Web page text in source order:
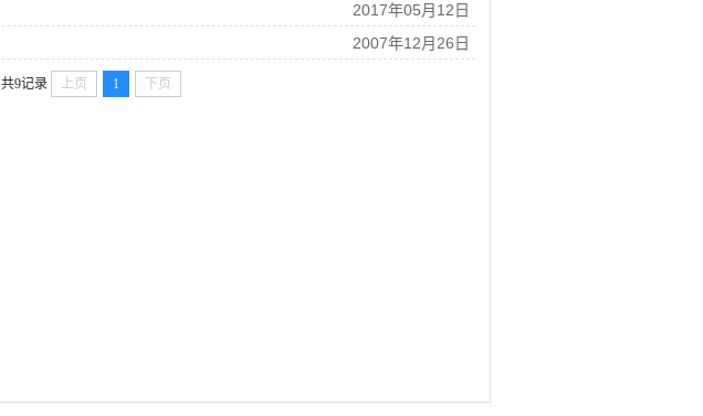
2017年05月12日
2007年12月26日
共9记录 上页 1 下页